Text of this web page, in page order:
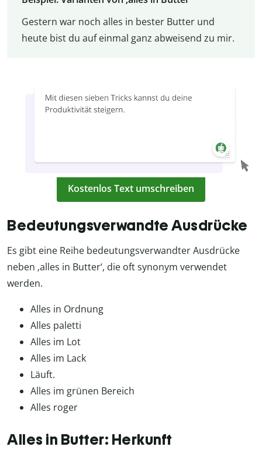
Gestern war noch alles in bester Butter und
heute bist du auf einmal ganz abweisend zu mir.
Kostenlos Text umschreiben
Bedeutungsverwandte Ausdrücke
Es gibt eine Reihe bedeutungsverwandter Ausdrücke
neben ‚alles in Butter‘, die oft synonym verwendet
werden.
Alles in Ordnung
Alles paletti
Alles im Lot
Alles im Lack
Läuft.
Alles im grünen Bereich
Alles roger
Alles in Butter: Herkunft